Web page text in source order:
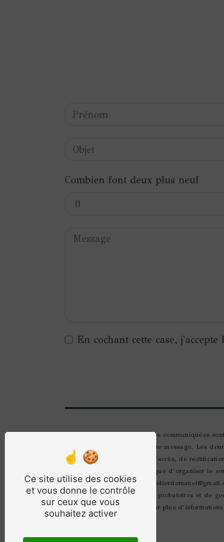
Combien font deux plus neuf
En cochant cette case,
** Les données personnelles communiquées
seul but de répondre à votre message. Les
Vous disposez de droits d’accès, de
autorité de contrôle, ainsi que d’organiser le
électronique à l'adresse
prescription légale aux fins probatoires et de
Consultez le site cnil.fr pour plus
Ce site utilise des cookies
et vous donne le contrôle
sur ceux que vous
souhaitez activer